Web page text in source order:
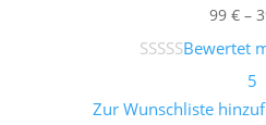
99 € –
Bewertet
5
Zur Wunschliste